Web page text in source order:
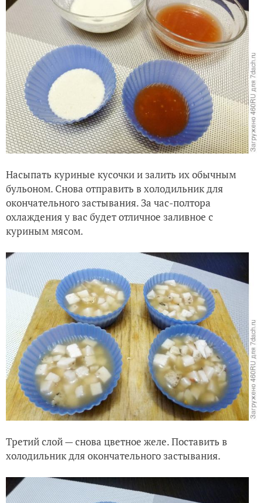
Насыпать куриные кусочки и залить их обычным
бульоном. Снова отправить в холодильник для
окончательного застывания. За час-полтора
охлаждения у вас будет отличное заливное с
куриным мясом.
Третий слой — снова цветное желе. Поставить в
холодильник для окончательного застывания.